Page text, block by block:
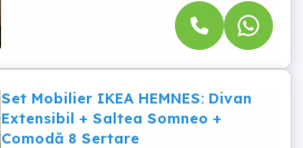
Set Mobilier IKEA HEMNES: Divan
Extensibil + Saltea Somneo +
Comodă 8 Sertare